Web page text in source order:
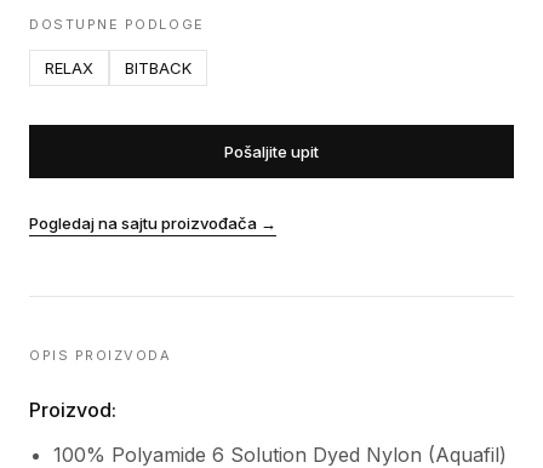
DOSTUPNE PODLOGE
RELAX BITBACK
Pošaljite upit
Pogledaj na sajtu proizvođača →
OPIS PROIZVODA
Proizvod:
100% Polyamide 6 Solution Dyed Nylon (Aquafil)